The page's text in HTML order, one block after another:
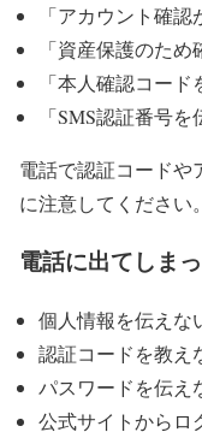
「アカウント確認
「資産保護のため
「本人確認コード
「SMS認証番号を
電話で認証コードや
に注意してください。
電話に出てしま
個人情報を伝えな
認証コードを教え
パスワードを伝え
公式サイトからロ